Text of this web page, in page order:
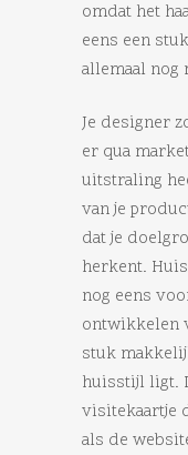
omdat het
eens een
allemaal
Je designer
er qua
uitstraling
van je
dat je
herkent.
nog eens
ontwikkelen
stuk
huisstijl ligt.
visitekaartje
als de